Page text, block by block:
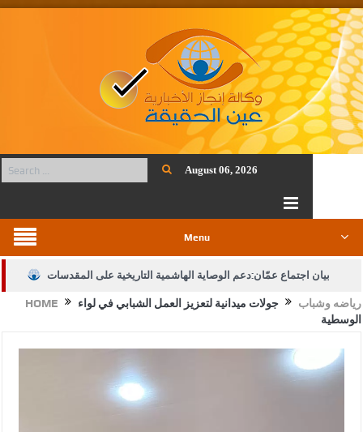
August 06, 2026
Menu
بيان اجتماع عمّان:دعم الوصاية الهاشمية التاريخية على المقدسات
الإسلامية والمسيحية
النواب يقر مشروع تعديل قانون الملكية العقارية
تشكيلات إدارية واسعة في الداخلية (اسماء)
HOME رياضه وشباب
جولات ميدانية لتعزيز العمل الشبابي في لواء
الوسطية